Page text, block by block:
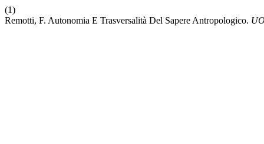
(1)
Remotti, F. Autonomia E Trasversalità Del Sapere Antropologico.